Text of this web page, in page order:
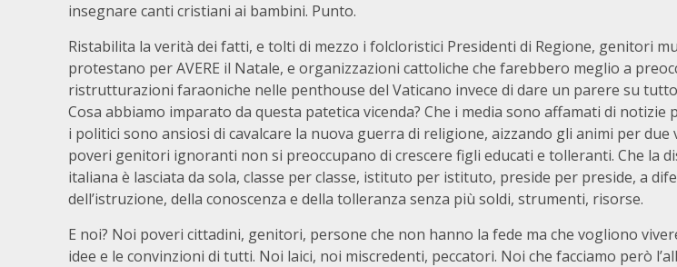
insegnare canti cristiani ai bambini. Punto.
Ristabilita la verità dei fatti, e tolti di mezzo i folcloristici Presidenti di Regione, genitori
protestano per AVERE il Natale, e organizzazioni cattoliche che farebbero meglio a
ristrutturazioni faraoniche nelle penthouse del Vaticano invece di dare un parere su
Cosa abbiamo imparato da questa patetica vicenda? Che i media sono affamati di notizie
i politici sono ansiosi di cavalcare la nuova guerra di religione, aizzando gli animi per due
poveri genitori ignoranti non si preoccupano di crescere figli educati e tolleranti. Che la
italiana è lasciata da sola, classe per classe, istituto per istituto, preside per preside, a
dell’istruzione, della conoscenza e della tolleranza senza più soldi, strumenti, risorse.
E noi? Noi poveri cittadini, genitori, persone che non hanno la fede ma che vogliono
idee e le convinzioni di tutti. Noi laici, noi miscredenti, peccatori. Noi che facciamo però